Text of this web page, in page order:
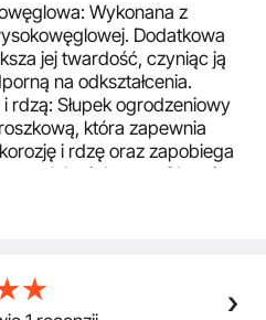
Wykonana z
Dodatkowa
jej twardość, czyniąc ją
na odkształcenia.
rdzą: Słupek ogrodzeniowy
która zapewnia
i rdzę oraz zapobiega
glebę i deszcz. Chroni
znacznie wydłużając
gwoździa 22 cale / 560 mm,
3,5 cala / 89 mm i